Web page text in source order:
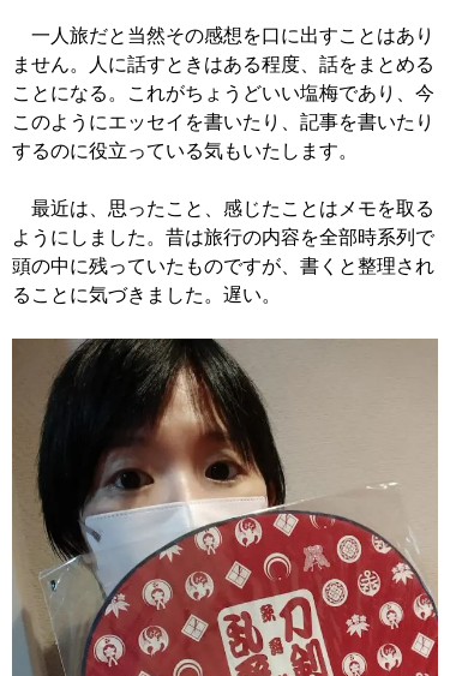
一人旅だと当然その感想を口に出すことはあり
ません。人に話すときはある程度、話をまとめる
ことになる。これがちょうどいい塩梅であり、今
このようにエッセイを書いたり、記事を書いたり
するのに役立っている気もいたします。
最近は、思ったこと、感じたことはメモを取る
ようにしました。昔は旅行の内容を全部時系列で
頭の中に残っていたものですが、書くと整理され
ることに気づきました。遅い。